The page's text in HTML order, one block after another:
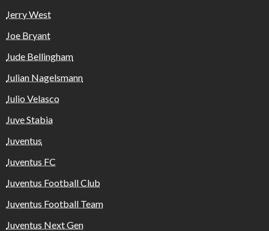
Jerry West
Joe Bryant
Jude Bellingham
Julian Nagelsmann
Julio Velasco
Juve Stabia
Juventus
Juventus FC
Juventus Football Club
Juventus Football Team
Juventus Next Gen